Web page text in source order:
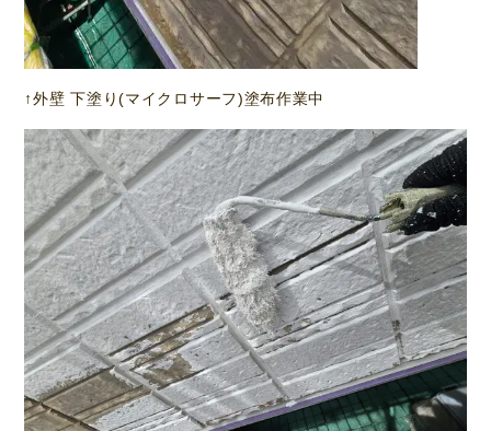
↑外壁 下塗り(マイクロサーフ)塗布作業中